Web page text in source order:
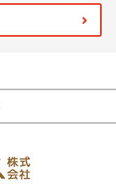
スタッフ紹介
来店予約